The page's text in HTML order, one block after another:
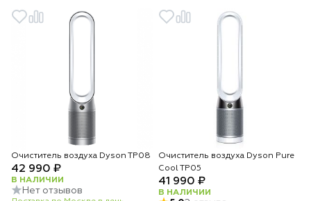
Очиститель воздуха Dyson TP08
42 990 ₽
В НАЛИЧИИ
Нет отзывов
Очиститель воздуха Dyson Pure
Cool TP05
41 990 ₽
В НАЛИЧИИ